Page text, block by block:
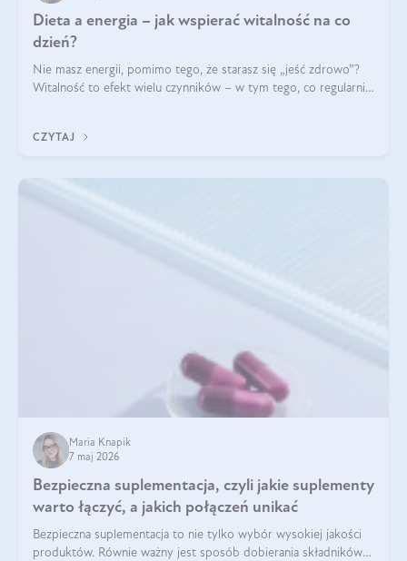
Dieta a energia – jak wspierać witalność na co
dzień?
Nie masz energii, pomimo tego, że starasz się „jeść zdrowo”?
Witalność to efekt wielu czynników – w tym tego, co regularnie
CZYTAJ
Maria Knapik
7 maj 2026
Bezpieczna suplementacja, czyli jakie suplementy
warto łączyć, a jakich połączeń unikać
Bezpieczna suplementacja to nie tylko wybór wysokiej jakości
produktów. Równie ważny jest sposób dobierania składników